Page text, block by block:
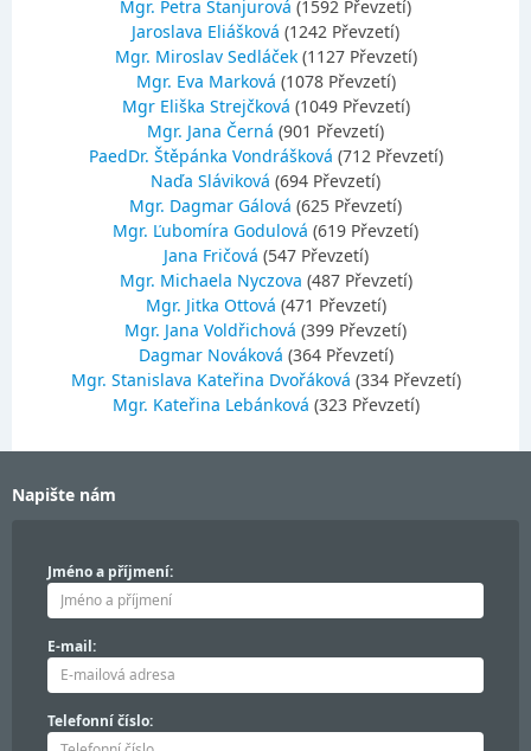
Mgr. Petra Stanjurová (1592 Převzetí)
Jaroslava Eliášková (1242 Převzetí)
Mgr. Miroslav Sedláček (1127 Převzetí)
Mgr. Eva Marková (1078 Převzetí)
Mgr Eliška Strejčková (1049 Převzetí)
Mgr. Jana Černá (901 Převzetí)
PaedDr. Štěpánka Vondrášková (712 Převzetí)
Naďa Sláviková (694 Převzetí)
Mgr. Dagmar Gálová (625 Převzetí)
Mgr. Ľubomíra Godulová (619 Převzetí)
Jana Fričová (547 Převzetí)
Mgr. Michaela Nyczova (487 Převzetí)
Mgr. Jitka Ottová (471 Převzetí)
Mgr. Jana Voldřichová (399 Převzetí)
Dagmar Nováková (364 Převzetí)
Mgr. Stanislava Kateřina Dvořáková (334 Převzetí)
Mgr. Kateřina Lebánková (323 Převzetí)
Napište nám
Jméno a příjmení:
E-mail:
Telefonní číslo: